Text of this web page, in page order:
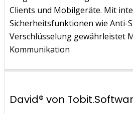
Clients und Mobilgeräte. Mit
Sicherheitsfunktionen wie Anti-
Verschlüsselung gewährleistet
Kommunikation
David® von